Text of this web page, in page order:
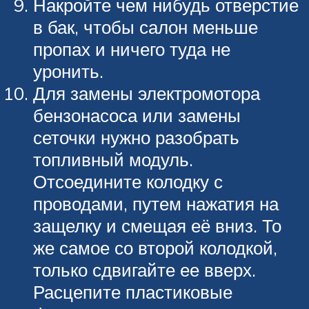
Накройте чем нибудь отверстие
в бак, чтобы салон меньше
пропах и ничего туда не
уронить.
Для замены электромотора
бензонасоса или замены
сеточки нужно разобрать
топливный модуль.
Отсоедините колодку с
проводами, путем нажатия на
защелку и смещая её вниз. То
же самое со второй колодкой,
только сдвигайте ее вверх.
Расцепите пластиковые